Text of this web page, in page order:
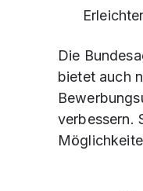
Die
bietet auch
verbessern.